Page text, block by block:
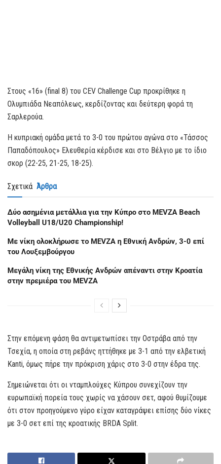
Στους «16» (final 8) του CEV Challenge Cup προκρίθηκε η
Ολυμπιάδα Νεαπόλεως, κερδίζοντας και δεύτερη φορά τη
Σαρλερούα.
Η κυπριακή ομάδα μετά το 3-0 του πρώτου αγώνα στο «Τάσσος
Παπαδόπουλος» Ελευθερία κέρδισε και στο Βέλγιο με το ίδιο
σκορ (22-25, 21-25, 18-25).
Σχετικά Άρθρα
Δύο ασημένια μετάλλια για την Κύπρο στο MEVZA Beach
Volleyball U18/U20 Championship!
Με νίκη ολοκλήρωσε το MEVZA η Εθνική Ανδρών, 3-0 επί
του Λουξεμβούργου
Μεγάλη νίκη της Εθνικής Ανδρών απέναντι στην Κροατία
στην πρεμιέρα του MEVZA
Στην επόμενη φάση θα αντιμετωπίσει την Οστράβα από την
Τσεχία, η οποία στη ρεβάνς ηττήθηκε με 3-1 από την ελβετική
Kanti, όμως πήρε την πρόκριση χάρις στο 3-0 στην έδρα της.
Σημειώνεται ότι οι νταμπλούχες Κύπρου συνεχίζουν την
ευρωπαϊκή πορεία τους χωρίς να χάσουν σετ, αφού θυμίζουμε
ότι στον προηγούμενο γύρο είχαν καταγράψει επίσης δύο νίκες
με 3-0 σετ επί της κροατικής BRDA Split.